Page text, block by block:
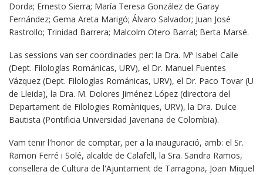
Dorda; Ernesto Sierra; María Teresa González de Garay
Fernández; Gema Areta Marigó; Álvaro Salvador; Juan José
Rastrollo; Trinidad Barrera; Malcolm Otero Barral; Berta Marsé.
Las sessions van ser coordinades per: la Dra. Mª Isabel Calle
(Dept. Filologías Románicas, URV), el Dr. Manuel Fuentes
Vázquez (Dept. Filologías Románicas, URV), el Dr. Paco Tovar (U
de Lleida), la Dra. M. Dolores Jiménez López (directora del
Departament de Filologies Romàniques, URV), la Dra. Dulce
Bautista (Pontificia Universidad Javeriana de Colombia).
Vam tenir l'honor de comptar, per a la inauguració, amb: el Sr.
Ramon Ferré i Solé, alcalde de Calafell, la Sra. Sandra Ramos,
consellera de Cultura de l'Ajuntament de Tarragona, Joan Miquel